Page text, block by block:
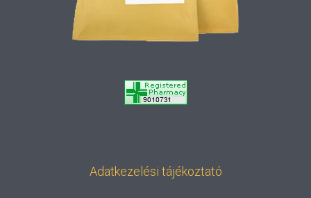
Adatkezelési tájékoztató